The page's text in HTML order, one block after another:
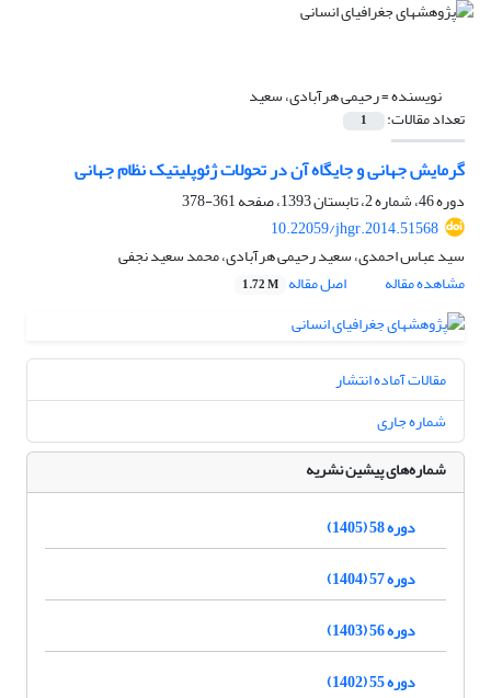
نویسنده =رحیمی هرآبادی، سعید
تعداد مقالات: 1
گرمایش جهانی و جایگاه آن در تحولات ژئوپلیتیک نظام جهانی
دوره 46، شماره 2، تابستان 1393، صفحه
361-378
10.22059/jhgr.2014.51568
سید عباس احمدی، سعید رحیمی هرآبادی، محمد سعید نجفی
مشاهده مقاله
اصل مقاله 1.72 M
مقالات آماده انتشار
شماره جاری
شماره‌های پیشین نشریه
دوره 58 (1405)
دوره 57 (1404)
دوره 56 (1403)
دوره 55 (1402)